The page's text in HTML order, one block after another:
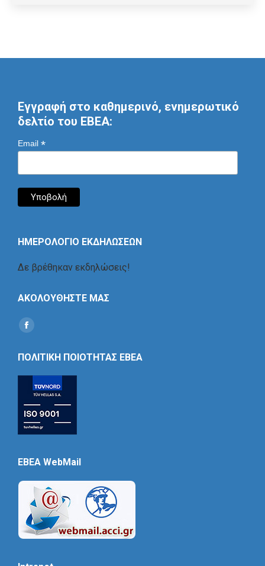
Εγγραφή στο καθημερινό, ενημερωτικό
δελτίο του ΕΒΕΑ:
Email *
ΗΜΕΡΟΛΟΓΙΟ ΕΚΔΗΛΩΣΕΩΝ
Δε βρέθηκαν εκδηλώσεις!
ΑΚΟΛΟΥΘΗΣΤΕ ΜΑΣ
Find us on:
Social
ΠΟΛΙΤΙΚΗ ΠΟΙΟΤΗΤΑΣ ΕΒΕΑ
EBEA WebMail